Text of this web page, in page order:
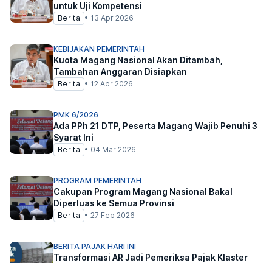
untuk Uji Kompetensi
Berita • 13 Apr 2026
KEBIJAKAN PEMERINTAH
Kuota Magang Nasional Akan Ditambah,
Tambahan Anggaran Disiapkan
Berita • 12 Apr 2026
PMK 6/2026
Ada PPh 21 DTP, Peserta Magang Wajib Penuhi 3
Syarat Ini
Berita • 04 Mar 2026
PROGRAM PEMERINTAH
Cakupan Program Magang Nasional Bakal
Diperluas ke Semua Provinsi
Berita • 27 Feb 2026
BERITA PAJAK HARI INI
Transformasi AR Jadi Pemeriksa Pajak Klaster